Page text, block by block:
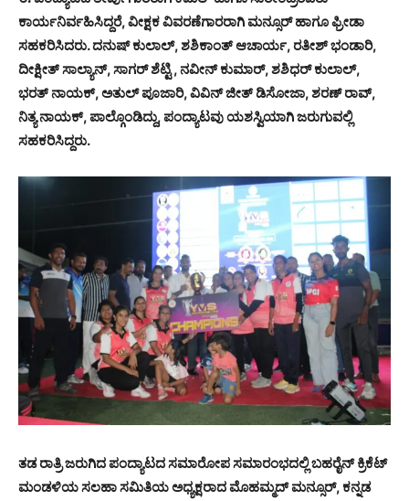
ಕಾರ್ಯನಿರ್ವಹಿಸಿದ್ದರೆ, ವೀಕ್ಷಕ ವಿವರಣೆಗಾರರಾಗಿ ಮನ್ಸೂರ್ ಹಾಗೂ ಫ್ರೀಡಾ
ಸಹಕರಿಸಿದರು. ದನುಷ್ ಕುಲಾಲ್, ಶಶಿಕಾಂತ್ ಆಚಾರ್ಯ, ರತೀಶ್ ಭಂಡಾರಿ,
ದೀಕ್ಷೀತ್ ಸಾಲ್ಯಾನ್, ಸಾಗರ್ ಶೆಟ್ಟಿ , ನವೀನ್ ಕುಮಾರ್, ಶಶಿಧರ್ ಕುಲಾಲ್,
ಭರತ್ ನಾಯಕ್, ಅತುಲ್ ಪೂಜಾರಿ, ವಿವಿನ್ ಜೀತ್ ಡಿಸೋಜಾ, ಶರಣ್ ರಾವ್,
ನಿತ್ಯ ನಾಯಕ್, ಪಾಲ್ಗೊಂಡಿದ್ದು, ಪಂದ್ಯಾಟವು ಯಶಸ್ವಿಯಾಗಿ ಜರುಗುವಲ್ಲಿ
ಸಹಕರಿಸಿದ್ದರು.
ತಡ ರಾತ್ರಿ ಜರುಗಿದ ಪಂದ್ಯಾಟದ ಸಮಾರೋಪ ಸಮಾರಂಭದಲ್ಲಿ ಬಹರೈನ್ ಕ್ರಿಕೆಟ್
ಮಂಡಳಿಯ ಸಲಹಾ ಸಮಿತಿಯ ಅಧ್ಯಕ್ಷರಾದ ಮೊಹಮ್ಮದ್ ಮನ್ಸೂರ್, ಕನ್ನಡ